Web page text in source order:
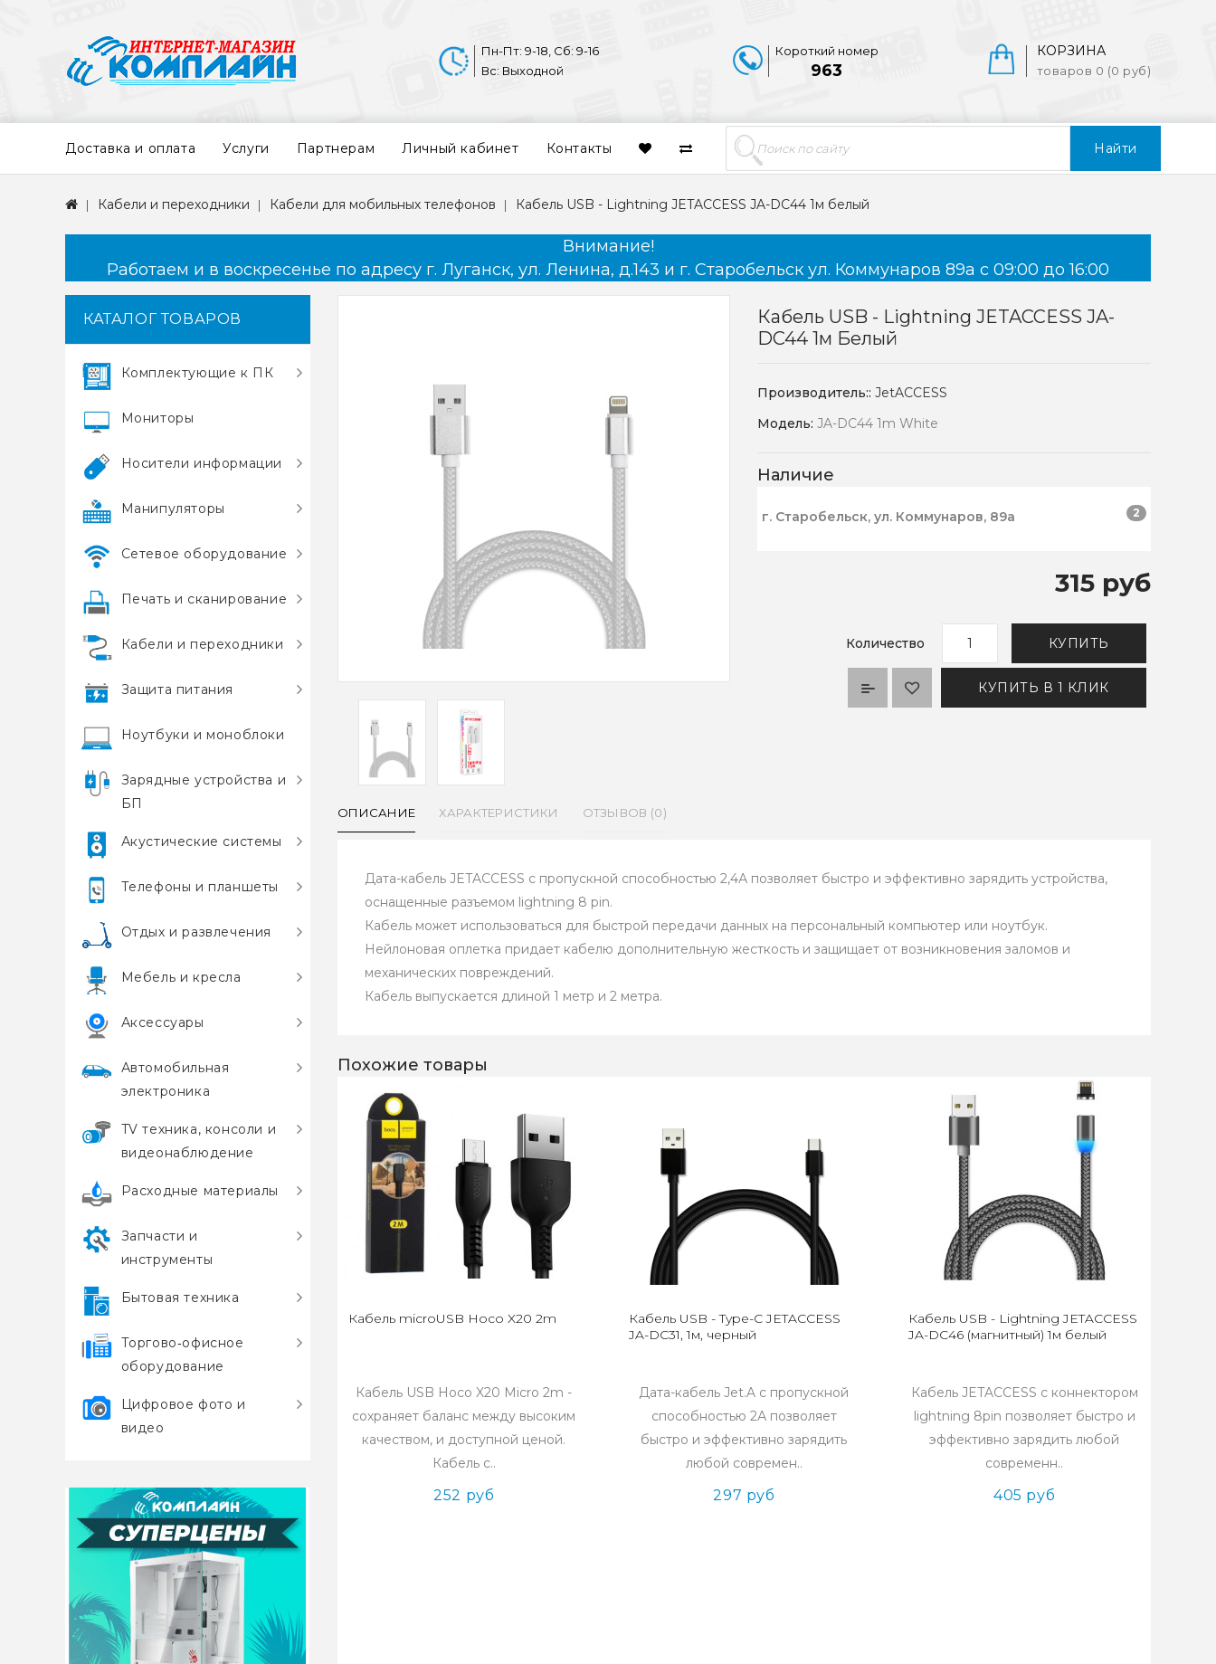
Найти
КОРЗИНА
товаров 0 (0 руб)
Короткий номер
963
Пн-Пт: 9-18, Сб: 9-16
Вс: Выходной
Доставка и оплата Услуги Партнерам Личный кабинет Контакты
Кабели и переходники Кабели для мобильных телефонов Кабель USB - Lightning JETACCESS JA-DC44 1м белый
Внимание!
Работаем и в воскресенье по адресу г. Луганск, ул. Ленина, д.143 и г. Старобельск ул. Коммунаров 89а с 09:00 до 16:00
КАТАЛОГ ТОВАРОВ
Комплектующие к ПК
Мониторы
Носители информации
Манипуляторы
Сетевое оборудование
Печать и сканирование
Кабели и переходники
Защита питания
Ноутбуки и моноблоки
Зарядные устройства и
БП
Акустические системы
Телефоны и планшеты
Отдых и развлечения
Мебель и кресла
Аксессуары
Автомобильная
электроника
TV техника, консоли и
видеонаблюдение
Расходные материалы
Запчасти и
инструменты
Бытовая техника
Торгово‑офисное
оборудование
Цифровое фото и
видео
Кабель USB - Lightning JETACCESS JA-
DC44 1м Белый
Производитель::JetACCESS
Модель:JA-DC44 1m White
Наличие
г. Старобельск, ул. Коммунаров, 89а 2
315 руб
Количество КУПИТЬ
КУПИТЬ В 1 КЛИК
ОПИСАНИЕ ХАРАКТЕРИСТИКИ ОТЗЫВОВ (0)
Дата-кабель JETACCESS с пропускной способностью 2,4А позволяет быстро и эффективно зарядить устройства,
оснащенные разъемом lightning 8 pin.
Кабель может использоваться для быстрой передачи данных на персональный компьютер или ноутбук.
Нейлоновая оплетка придает кабелю дополнительную жесткость и защищает от возникновения заломов и
механических повреждений.
Кабель выпускается длиной 1 метр и 2 метра.
Похожие товары
Кабель microUSB Hoco X20 2m
Кабель USB Hoco X20 Micro 2m -
сохраняет баланс между высоким
качеством, и доступной ценой.
Кабель с..
252 руб
Кабель USB - Type-C JETACCESS
JA-DC31, 1м, черный
Дата-кабель Jet.A с пропускной
способностью 2А позволяет
быстро и эффективно зарядить
любой современ..
297 руб
Кабель USB - Lightning JETACCESS
JA-DC46 (магнитный) 1м белый
Кабель JETACCESS с коннектором
lightning 8pin позволяет быстро и
эффективно зарядить любой
современн..
405 руб